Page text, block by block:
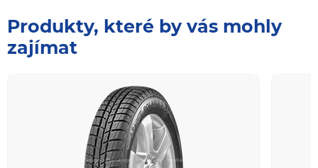
Produkty, které by vás mohly
zajímat